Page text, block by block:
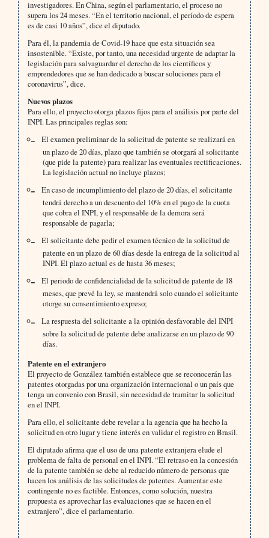
investigadores. En China, según el parlamentario, el proceso no
supera los 24 meses. “En el territorio nacional, el período de espera
es de casi 10 años”, dice el diputado.
Para él, la pandemia de Covid-19 hace que esta situación sea
insostenible. “Existe, por tanto, una necesidad urgente de adaptar la
legislación para salvaguardar el derecho de los científicos y
emprendedores que se han dedicado a buscar soluciones para el
coronavirus”, dice.
Nuevos plazos
Para ello, el proyecto otorga plazos fijos para el análisis por parte del
INPI. Las principales reglas son:
El examen preliminar de la solicitud de patente se realizará en
un plazo de 20 días, plazo que también se otorgará al solicitante
(que pide la patente) para realizar las eventuales rectificaciones.
La legislación actual no incluye plazos;
En caso de incumplimiento del plazo de 20 días, el solicitante
tendrá derecho a un descuento del 10% en el pago de la cuota
que cobra el INPI, y el responsable de la demora será
responsable de pagarla;
El solicitante debe pedir el examen técnico de la solicitud de
patente en un plazo de 60 días desde la entrega de la solicitud al
INPI. El plazo actual es de hasta 36 meses;
El periodo de confidencialidad de la solicitud de patente de 18
meses, que prevé la ley, se mantendrá solo cuando el solicitante
otorge su consentimiento expreso;
La respuesta del solicitante a la opinión desfavorable del INPI
sobre la solicitud de patente debe analizarse en un plazo de 90
días.
Patente en el extranjero
El proyecto de González también establece que se reconocerán las
patentes otorgadas por una organización internacional o un país que
tenga un convenio con Brasil, sin necesidad de tramitar la solicitud
en el INPI.
Para ello, el solicitante debe revelar a la agencia que ha hecho la
solicitud en otro lugar y tiene interés en validar el registro en Brasil.
El diputado afirma que el uso de una patente extranjera elude el
problema de falta de personal en el INPI. “El retraso en la concesión
de la patente también se debe al reducido número de personas que
hacen los análisis de las solicitudes de patentes. Aumentar este
contingente no es factible. Entonces, como solución, nuestra
propuesta es aprovechar las evaluaciones que se hacen en el
extranjero”, dice el parlamentario.